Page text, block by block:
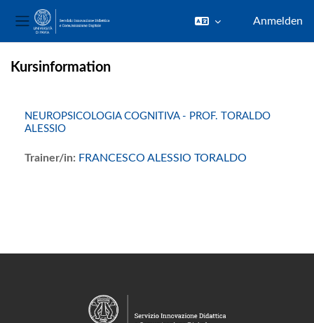
Website-Übersicht
Anmelden
Kursinformation
NEUROPSICOLOGIA COGNITIVA - PROF. TORALDO
ALESSIO
Trainer/in: FRANCESCO ALESSIO TORALDO